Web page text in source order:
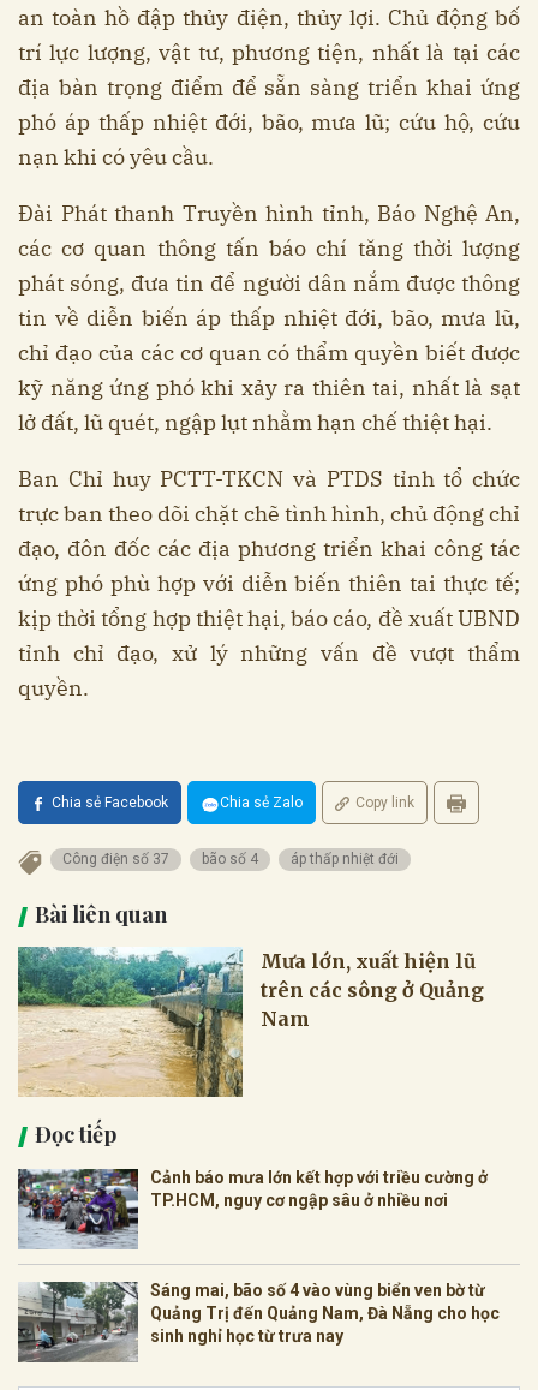
an toàn hồ đập thủy điện, thủy lợi. Chủ động bố
trí lực lượng, vật tư, phương tiện, nhất là tại các
địa bàn trọng điểm để sẵn sàng triển khai ứng
phó áp thấp nhiệt đới, bão, mưa lũ; cứu hộ, cứu
nạn khi có yêu cầu.
Đài Phát thanh Truyền hình tỉnh, Báo Nghệ An,
các cơ quan thông tấn báo chí tăng thời lượng
phát sóng, đưa tin để người dân nắm được thông
tin về diễn biến áp thấp nhiệt đới, bão, mưa lũ,
chỉ đạo của các cơ quan có thẩm quyền biết được
kỹ năng ứng phó khi xảy ra thiên tai, nhất là sạt
lở đất, lũ quét, ngập lụt nhằm hạn chế thiệt hại.
Ban Chỉ huy PCTT-TKCN và PTDS tỉnh tổ chức
trực ban theo dõi chặt chẽ tình hình, chủ động chỉ
đạo, đôn đốc các địa phương triển khai công tác
ứng phó phù hợp với diễn biến thiên tai thực tế;
kịp thời tổng hợp thiệt hại, báo cáo, đề xuất UBND
tỉnh chỉ đạo, xử lý những vấn đề vượt thẩm
quyền.
Chia sẻ Facebook Chia sẻ Zalo Copy link
Công điện số 37 bão số 4 áp thấp nhiệt đới
Bài liên quan
Mưa lớn, xuất hiện lũ
trên các sông ở Quảng
Nam
Đọc tiếp
Cảnh báo mưa lớn kết hợp với triều cường ở
TP.HCM, nguy cơ ngập sâu ở nhiều nơi
Sáng mai, bão số 4 vào vùng biển ven bờ từ
Quảng Trị đến Quảng Nam, Đà Nẵng cho học
sinh nghỉ học từ trưa nay